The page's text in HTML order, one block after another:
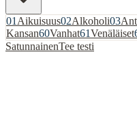
01 Aikuisuus02Alkoholi03
Kansan60Vanhat61Venäläiset
SatunnainenTee testi